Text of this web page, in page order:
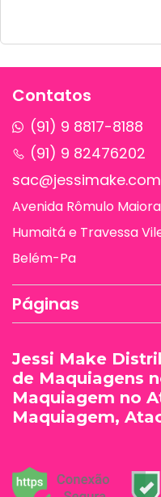
Contatos
(91) 9 8817-8188
(91) 9 82476202
Avenida Rômulo
Humaitá e Travessa
Belém-Pa
Páginas
Jessi Make
de Maquiagens
Maquiagem no
Maquiagem,